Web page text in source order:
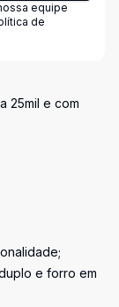
equipe
de
25mil e com
e forro em